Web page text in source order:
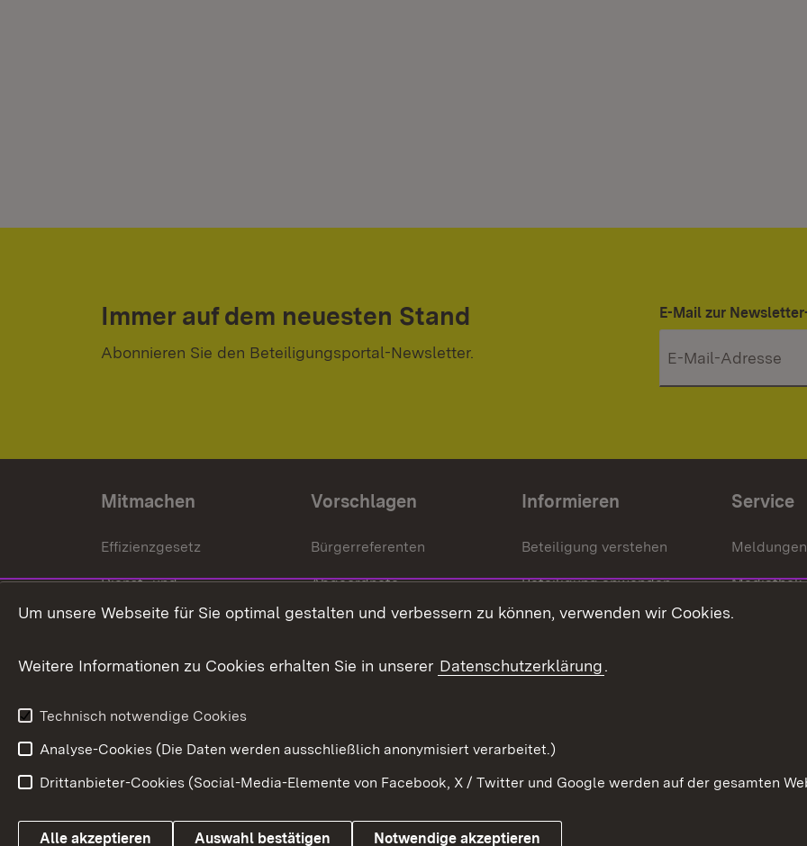
Immer auf dem neuesten Stand
Abonnieren Sie den Beteiligungsportal-Newsletter.
E-Mail zur
Mitmachen
Effizienzgesetz
Dienst- und
Versorgungsbezüge
Weitere
Vorschlagen
Bürgerreferenten
Abgeordnete
Bürgerbeauftragte
Informieren
Beteiligung verstehen
Beteiligung anwenden
Beteiligung stärken
Service
Meldungen
Mediathek
Link zum Landesportal
Impressum Kontakt
Um unsere Webseite für Sie optimal gestalten und verbessern zu können, verwenden wir Cookies.
Weitere Informationen zu Cookies erhalten Sie in unserer Datenschutzerklärung.
Technisch notwendige Cookies
Analyse-Cookies (Die Daten werden ausschließlich anonymisiert verarbeitet.)
Drittanbieter-Cookies (Social-Media-Elemente von Facebook, X / Twitter und Google werden auf der gesamten
Alle akzeptieren Auswahl bestätigen Notwendige akzeptieren